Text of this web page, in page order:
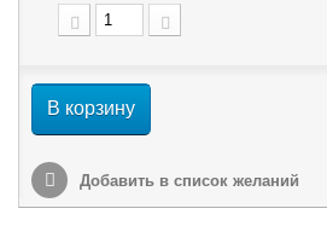
В корзину
Добавить в список желаний